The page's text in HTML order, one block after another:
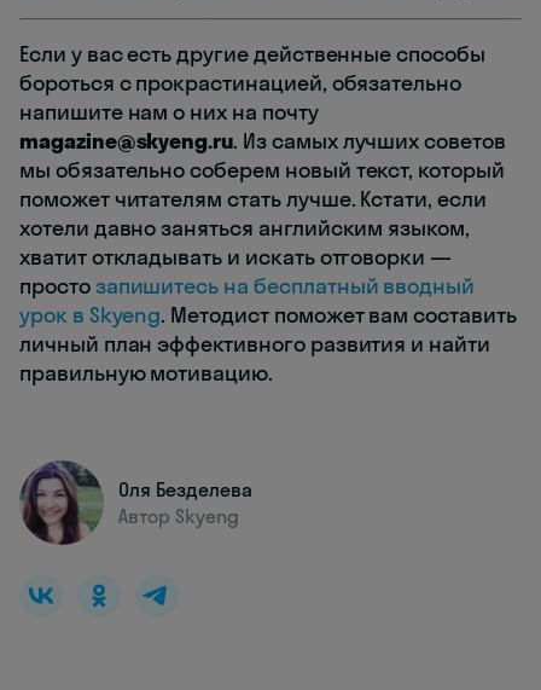
Если у вас есть другие действенные способы
бороться с прокрастинацией, обязательно
напишите нам о них на почту
magazine@skyeng.ru. Из самых лучших советов
мы обязательно соберем новый текст, который
поможет читателям стать лучше. Кстати, если
хотели давно заняться английским языком,
хватит откладывать и искать отговорки —
простозапишитесь на бесплатный вводный
урок в Skyeng. Методист поможет вам составить
личный план эффективного развития и найти
правильную мотивацию.
Оля Безделева
Автор Skyeng